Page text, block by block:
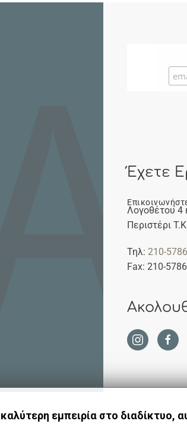
Έχετε
Λογοθέτου 4
Περιστέρι
Τηλ: 210-
Fax: 210-
εμπειρία στο διαδίκτυο,